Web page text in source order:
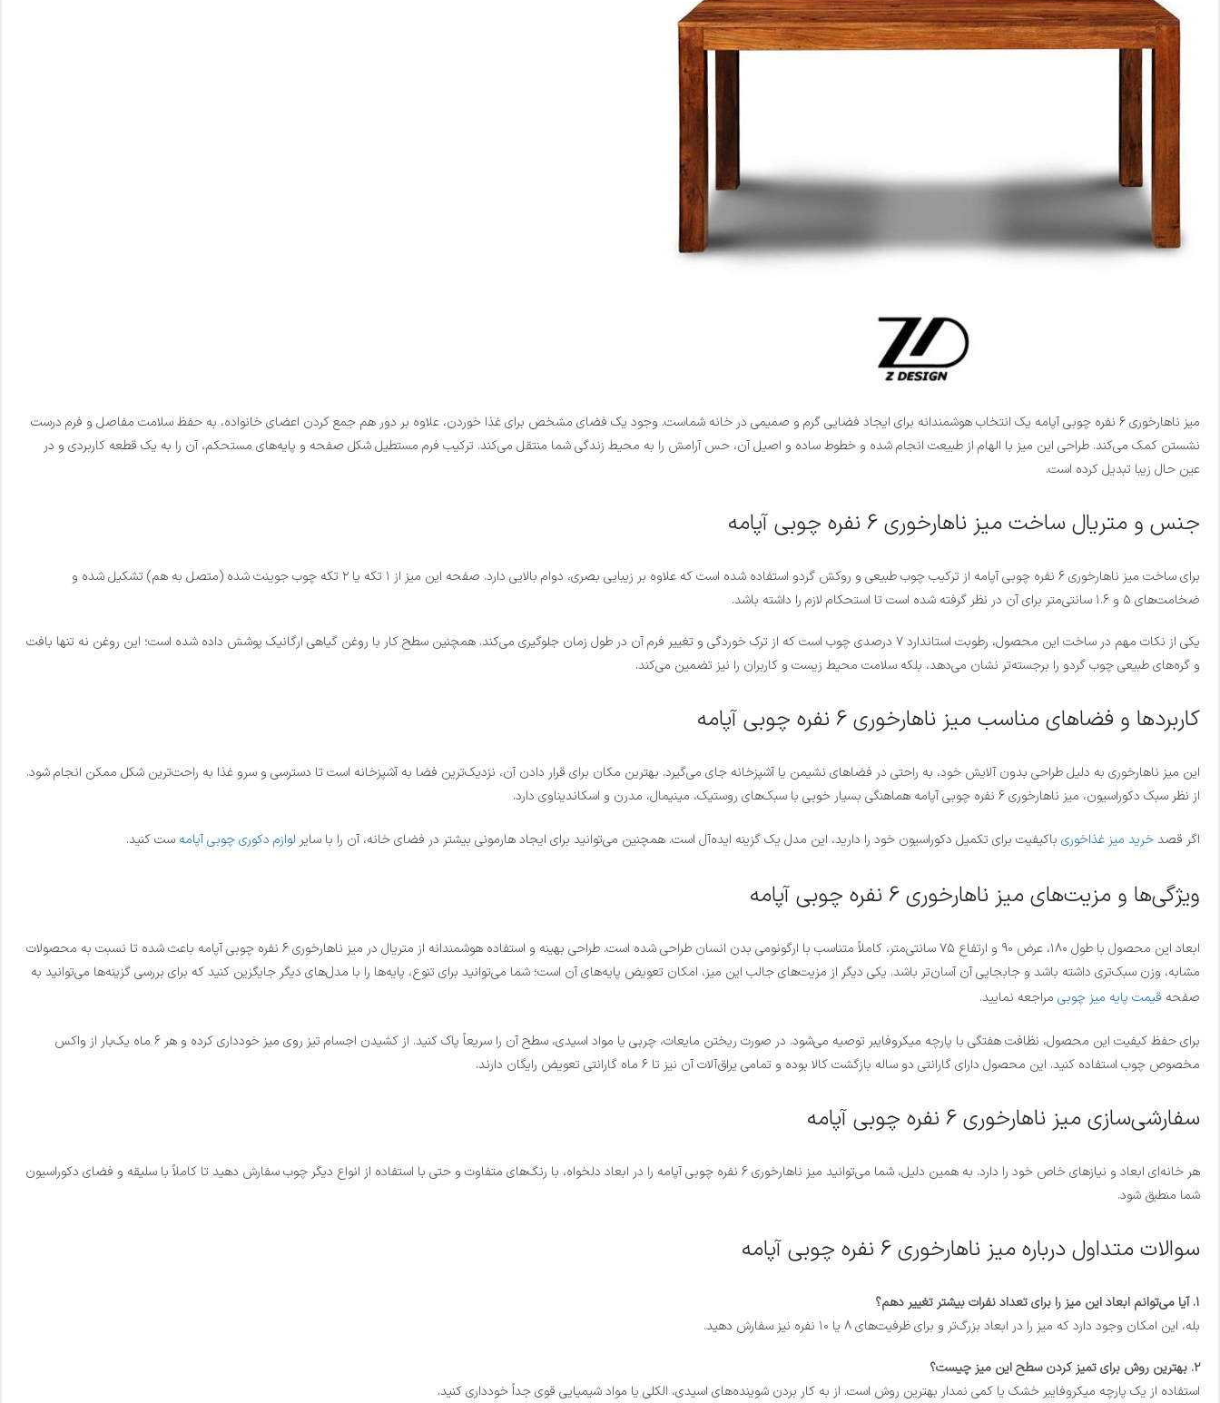
میز ناهارخوری 6 نفره چوبی آپامه یک انتخاب هوشمندانه برای ایجاد فضایی گرم و صمیمی در خانه شماست. وجود یک فضای مشخص برای غذا خوردن، علاوه بر دور هم جمع کردن اعضای خانواده، به حفظ سلامت مفاصل و فرم درست
نشستن کمک می‌کند. طراحی این میز با الهام از طبیعت انجام شده و خطوط ساده و اصیل آن، حس آرامش را به محیط زندگی شما منتقل می‌کند. ترکیب فرم مستطیل شکل صفحه و پایه‌های مستحکم، آن را به یک قطعه کاربردی و در
عین حال زیبا تبدیل کرده است.
جنس و متریال ساخت میز ناهارخوری 6 نفره چوبی آپامه
برای ساخت میز ناهارخوری 6 نفره چوبی آپامه از ترکیب چوب طبیعی و روکش گردو استفاده شده است که علاوه بر زیبایی بصری، دوام بالایی دارد. صفحه این میز از ۱ تکه یا ۲ تکه چوب جوینت شده (متصل به هم) تشکیل شده و
ضخامت‌های ۵ و ۱.۶ سانتی‌متر برای آن در نظر گرفته شده است تا استحکام لازم را داشته باشد.
یکی از نکات مهم در ساخت این محصول، رطوبت استاندارد ۷ درصدی چوب است که از ترک خوردگی و تغییر فرم آن در طول زمان جلوگیری می‌کند. همچنین سطح کار با روغن گیاهی ارگانیک پوشش داده شده است؛ این روغن نه تنها بافت
و گره‌های طبیعی چوب گردو را برجسته‌تر نشان می‌دهد، بلکه سلامت محیط زیست و کاربران را نیز تضمین می‌کند.
کاربردها و فضاهای مناسب میز ناهارخوری 6 نفره چوبی آپامه
این میز ناهارخوری به دلیل طراحی بدون آلایش خود، به راحتی در فضاهای نشیمن یا آشپزخانه جای می‌گیرد. بهترین مکان برای قرار دادن آن، نزدیک‌ترین فضا به آشپزخانه است تا دسترسی و سرو غذا به راحت‌ترین شکل ممکن انجام شود.
از نظر سبک دکوراسیون، میز ناهارخوری 6 نفره چوبی آپامه هماهنگی بسیار خوبی با سبک‌های روستیک، مینیمال، مدرن و اسکاندیناوی دارد.
اگر قصدخرید میز غذاخوری باکیفیت برای تکمیل دکوراسیون خود را دارید، این مدل یک گزینه ایده‌آل است. همچنین می‌توانید برای ایجاد هارمونی بیشتر در فضای خانه، آن را با سایر لوازم دکوری چوبی آپامه ست کنید.
ویژگی‌ها و مزیت‌های میز ناهارخوری 6 نفره چوبی آپامه
ابعاد این محصول با طول ۱۸۰، عرض ۹۰ و ارتفاع ۷۵ سانتی‌متر، کاملاً متناسب با ارگونومی بدن انسان طراحی شده است. طراحی بهینه و استفاده هوشمندانه از متریال در میز ناهارخوری 6 نفره چوبی آپامه باعث شده تا نسبت به محصولات
مشابه، وزن سبک‌تری داشته باشد و جابجایی آن آسان‌تر باشد. یکی دیگر از مزیت‌های جالب این میز، امکان تعویض پایه‌های آن است؛ شما می‌توانید برای تنوع، پایه‌ها را با مدل‌های دیگر جایگزین کنید که برای بررسی گزینه‌ها می‌توانید به
صفحه قیمت پایه میز چوبی مراجعه نمایید.
برای حفظ کیفیت این محصول، نظافت هفتگی با پارچه میکروفایبر توصیه می‌شود. در صورت ریختن مایعات، چربی یا مواد اسیدی، سطح آن را سریعاً پاک کنید. از کشیدن اجسام تیز روی میز خودداری کرده و هر ۶ ماه یک‌بار از واکس
مخصوص چوب استفاده کنید. این محصول دارای گارانتی دو ساله بازگشت کالا بوده و تمامی یراق‌آلات آن نیز تا ۶ ماه گارانتی تعویض رایگان دارند.
سفارشی‌سازی میز ناهارخوری 6 نفره چوبی آپامه
هر خانه‌ای ابعاد و نیازهای خاص خود را دارد. به همین دلیل، شما می‌توانید میز ناهارخوری 6 نفره چوبی آپامه را در ابعاد دلخواه، با رنگ‌های متفاوت و حتی با استفاده از انواع دیگر چوب سفارش دهید تا کاملاً با سلیقه و فضای دکوراسیون
شما منطبق شود.
سوالات متداول درباره میز ناهارخوری 6 نفره چوبی آپامه
۱. آیا می‌توانم ابعاد این میز را برای تعداد نفرات بیشتر تغییر دهم؟
بله، این امکان وجود دارد که میز را در ابعاد بزرگ‌تر و برای ظرفیت‌های ۸ یا ۱۰ نفره نیز سفارش دهید.
۲. بهترین روش برای تمیز کردن سطح این میز چیست؟
استفاده از یک پارچه میکروفایبر خشک یا کمی نمدار بهترین روش است. از به کار بردن شوینده‌های اسیدی، الکلی یا مواد شیمیایی قوی جداً خودداری کنید.